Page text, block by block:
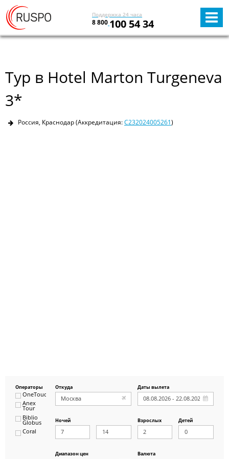
Поддержка 24 часа
8 800 100 54 34
Тур в Hotel Marton Turgeneva
3*
Россия, Краснодар(Аккредитация:С232024005261)
Операторы
OneTouch&Travel
Anex
Tour
Biblio
Globus
Coral
Откуда Даты вылета
Ночей Взрослых Детей
Диапазон цен
Валюта